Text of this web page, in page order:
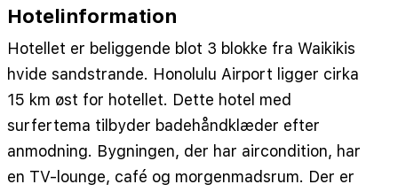
Hotelinformation
Hotellet er beliggende blot 3 blokke fra Waikikis
hvide sandstrande. Honolulu Airport ligger cirka
15 km øst for hotellet. Dette hotel med
surfertema tilbyder badehåndklæder efter
anmodning. Bygningen, der har aircondition, har
en TV-lounge, café og morgenmadsrum. Der er